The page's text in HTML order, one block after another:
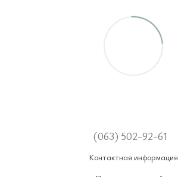
(063) 502-92-61
Контактная информация